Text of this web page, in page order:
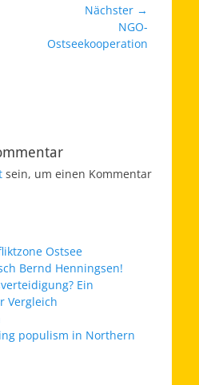
Nächster →
Beitrag:
NGO-
Ostseekooperation
sein, um einen Kommentar
Ostsee
Bernd Henningsen!
Ein
Vergleich
populism in Northern